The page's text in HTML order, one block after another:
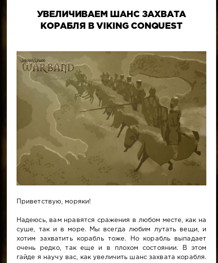
УВЕЛИЧИВАЕМ ШАНС ЗАХВАТА
КОРАБЛЯ В VIKING CONQUEST
Приветствую, моряки!
Надеюсь, вам нравятся сражения в любом месте, как на
суше, так и в море. Мы всегда любим лутать вещи, и
хотим захватить корабль тоже. Но корабль выпадает
очень редко, так еще и в плохом состоянии. В этом
гайде я научу вас, как увеличить шанс захвата корабля.